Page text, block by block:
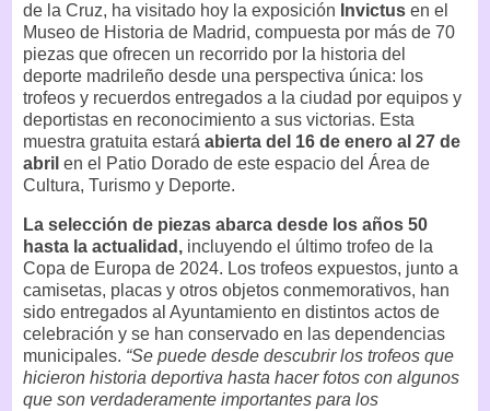
de la Cruz, ha visitado hoy la exposición Invictus en el
Museo de Historia de Madrid, compuesta por más de 70
piezas que ofrecen un recorrido por la historia del
deporte madrileño desde una perspectiva única: los
trofeos y recuerdos entregados a la ciudad por equipos y
deportistas en reconocimiento a sus victorias. Esta
muestra gratuita estará abierta del 16 de enero al 27 de
abril en el Patio Dorado de este espacio del Área de
Cultura, Turismo y Deporte.
La selección de piezas abarca desde los años 50
hasta la actualidad, incluyendo el último trofeo de la
Copa de Europa de 2024. Los trofeos expuestos, junto a
camisetas, placas y otros objetos conmemorativos, han
sido entregados al Ayuntamiento en distintos actos de
celebración y se han conservado en las dependencias
municipales. “Se puede desde descubrir los trofeos que
hicieron historia deportiva hasta hacer fotos con algunos
que son verdaderamente importantes para los